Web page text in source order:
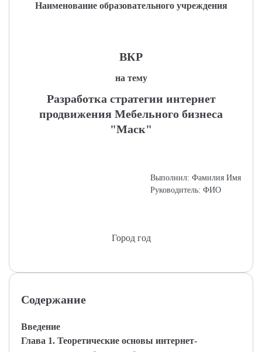
Наименование образовательного учреждения
ВКР
на тему
Разработка стратегии интернет
продвижения Мебельного бизнеса
"Маск"
Выполнил: Фамилия Имя
Руководитель: ФИО
Город год
Содержание
Введение
Глава 1. Теоретические основы интернет-